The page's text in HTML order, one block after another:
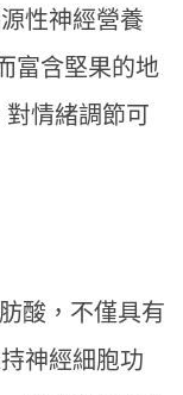
性神經營養
富含堅果的地
情緒調節可
酸，不僅具有
神經細胞功